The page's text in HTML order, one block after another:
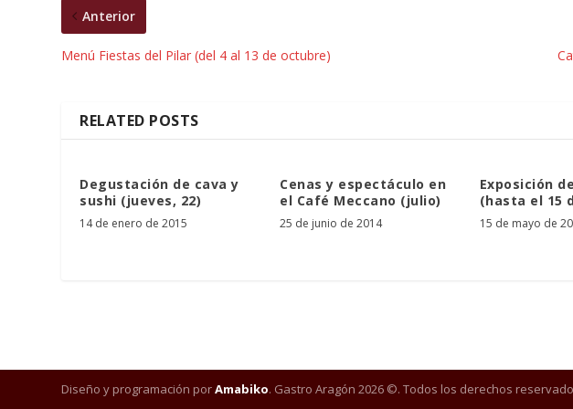
Anterior
Menú Fiestas del Pilar (del 4 al 13 de octubre)
RELATED POSTS
Degustación de cava y
sushi (jueves, 22)
14 de enero de 2015
Cenas y espectáculo en
el Café Meccano (julio)
25 de junio de 2014
Exposición
(hasta el 15
15 de mayo de
Diseño y programación porAmabiko. Gastro Aragón 2026 ©. Todos los derechos